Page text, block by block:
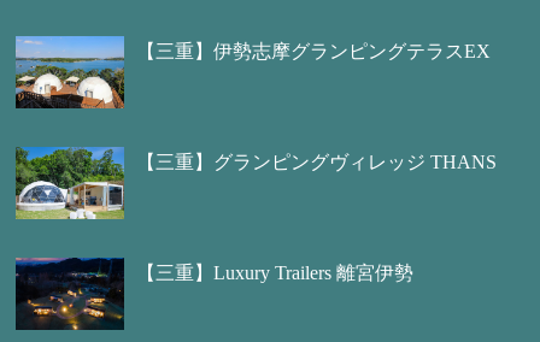
【三重】伊勢志摩グランピングテラスEX
【三重】グランピングヴィレッジ THANS
【三重】Luxury Trailers 離宮伊勢